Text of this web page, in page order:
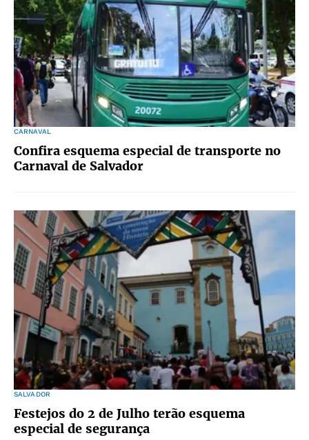
CARNAVAL
Confira esquema especial de transporte no
Carnaval de Salvador
SALVADOR
Festejos do 2 de Julho terão esquema
especial de segurança